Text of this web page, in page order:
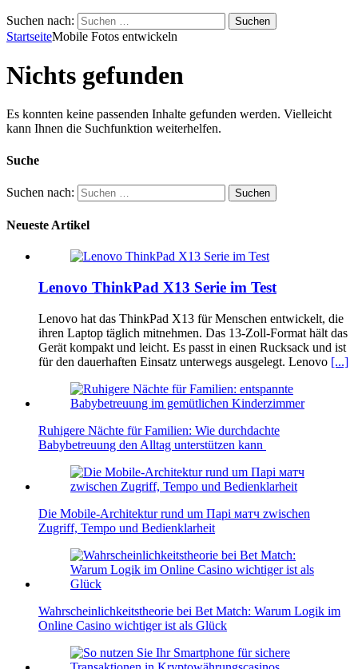
Suchen nach:
StartseiteMobile Fotos entwickeln
Nichts gefunden
Es konnten keine passenden Inhalte gefunden werden. Vielleicht
kann Ihnen die Suchfunktion weiterhelfen.
Suche
Suchen nach:
Neueste Artikel
Lenovo ThinkPad X13 Serie im Test
Lenovo hat das ThinkPad X13 für Menschen entwickelt, die
ihren Laptop täglich mitnehmen. Das 13-Zoll-Format hält das
Gerät kompakt und leicht. Es passt in einen Rucksack und ist
für den dauerhaften Einsatz unterwegs ausgelegt. Lenovo [...]
Ruhigere Nächte für Familien: Wie durchdachte
Babybetreuung den Alltag unterstützen kann
Die Mobile-Architektur rund um Парі матч zwischen
Zugriff, Tempo und Bedienklarheit
Wahrscheinlichkeitstheorie bei Bet Match: Warum Logik im
Online Casino wichtiger ist als Glück